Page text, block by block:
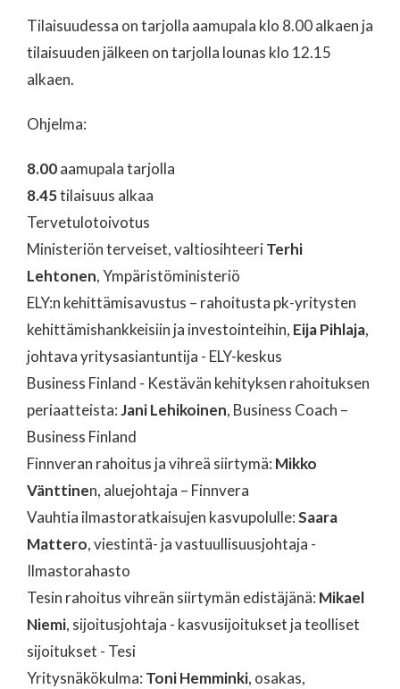
Tilaisuudessa on tarjolla aamupala klo 8.00 alkaen ja
tilaisuuden jälkeen on tarjolla lounas klo 12.15
alkaen.
Ohjelma:
8.00aamupala tarjolla
8.45tilaisuus alkaa
Tervetulotoivotus
Ministeriön terveiset, valtiosihteeriTerhi
Lehtonen, Ympäristöministeriö
ELY:n kehittämisavustus – rahoitusta pk-yritysten
kehittämishankkeisiin ja investointeihin, Eija Pihlaja,
johtava yritysasiantuntija - ELY-keskus
Business Finland - Kestävän kehityksen rahoituksen
periaatteista:Jani Lehikoinen, Business Coach –
Business Finland
Finnveran rahoitus ja vihreä siirtymä: Mikko
Vänttinen, aluejohtaja – Finnvera
Vauhtia ilmastoratkaisujen kasvupolulle:Saara
Mattero, viestintä- ja vastuullisuusjohtaja -
Ilmastorahasto
Tesin rahoitus vihreän siirtymän edistäjänä: Mikael
Niemi, sijoitusjohtaja - kasvusijoitukset ja teolliset
sijoitukset - Tesi
Yritysnäkökulma: ToniHemminki, osakas,